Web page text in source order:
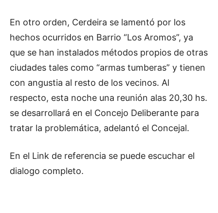
En otro orden, Cerdeira se lamentó por los
hechos ocurridos en Barrio “Los Aromos”, ya
que se han instalados métodos propios de otras
ciudades tales como “armas tumberas” y tienen
con angustia al resto de los vecinos. Al
respecto, esta noche una reunión alas 20,30 hs.
se desarrollará en el Concejo Deliberante para
tratar la problemática, adelantó el Concejal.
En el Link de referencia se puede escuchar el
dialogo completo.